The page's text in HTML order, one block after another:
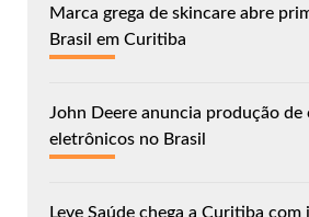
Marca grega de skincare abre
Brasil em Curitiba
John Deere anuncia produção de
eletrônicos no Brasil
Leve Saúde chega a Curitiba